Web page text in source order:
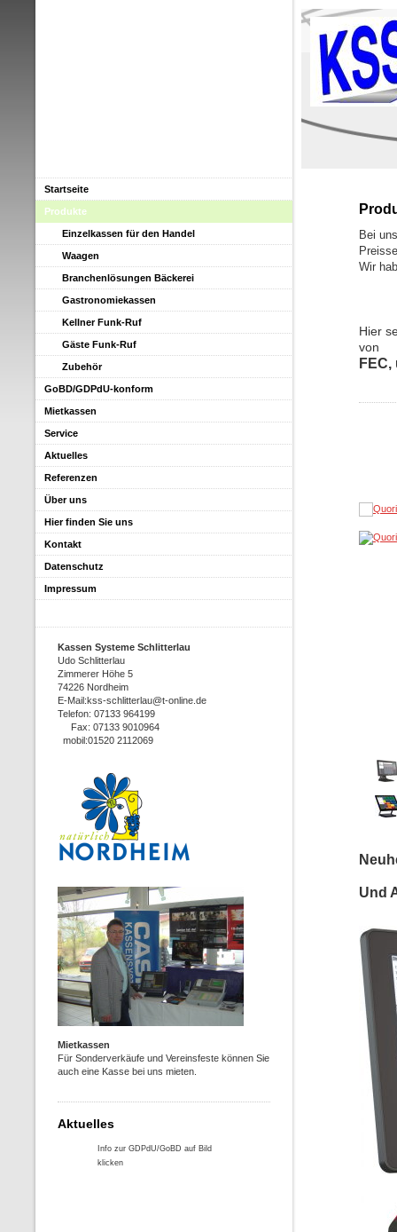
Bei
Wir
Hier
von
FEC,
Und
Startseite
Produkte
Einzelkassen für den Handel
Waagen
Branchenlösungen Bäckerei
Gastronomiekassen
Kellner Funk-Ruf
Gäste Funk-Ruf
Zubehör
GoBD/GDPdU-konform
Mietkassen
Service
Aktuelles
Referenzen
Über uns
Hier finden Sie uns
Kontakt
Datenschutz
Impressum
Kassen Systeme Schlitterlau
Udo Schlitterlau
Zimmerer Höhe 5
74226 Nordheim
E-Mail:kss-schlitterlau@t-online.de
Telefon: 07133 964199
Fax: 07133 9010964
mobil:01520 2112069
Mietkassen
Für Sonderverkäufe und Vereinsfeste können Sie
auch eine Kasse bei uns mieten.
Aktuelles
Info zur GDPdU/GoBD auf Bild
klicken